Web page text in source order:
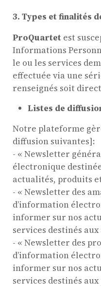
3. Types et finalités
ProQuartet est
Informations
le ou les services
effectuée via une
renseignés soit
Listes de
Notre plateforme
diffusion suivantes]:
- « Newsletter
électronique
actualités, produits
- « Newsletter des
d’information
informer sur nos
services destinés
- « Newsletter des
d’information
informer sur nos
services destinés